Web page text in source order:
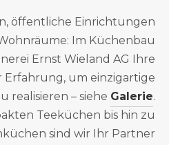
öffentliche Einrichtungen
Im Küchenbau
Ernst Wieland AG Ihre
Erfahrung, um einzigartige
realisieren – siehe Galerie.
Teeküchen bis hin zu
sind wir Ihr Partner